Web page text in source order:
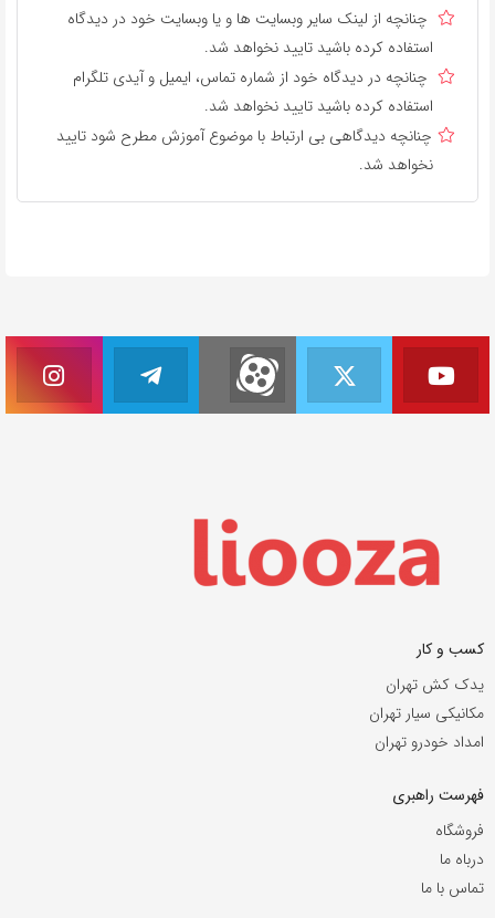
چنانچه از لینک سایر وبسایت ها و یا وبسایت خود در دیدگاه
استفاده کرده باشید تایید نخواهد شد.
چنانچه در دیدگاه خود از شماره تماس، ایمیل و آیدی تلگرام
استفاده کرده باشید تایید نخواهد شد.
چنانچه دیدگاهی بی ارتباط با موضوع آموزش مطرح شود تایید
نخواهد شد.
کسب و کار
یدک کش تهران
مکانیکی سیار تهران
امداد خودرو تهران
فهرست راهبری
فروشگاه
درباه ما
تماس با ما